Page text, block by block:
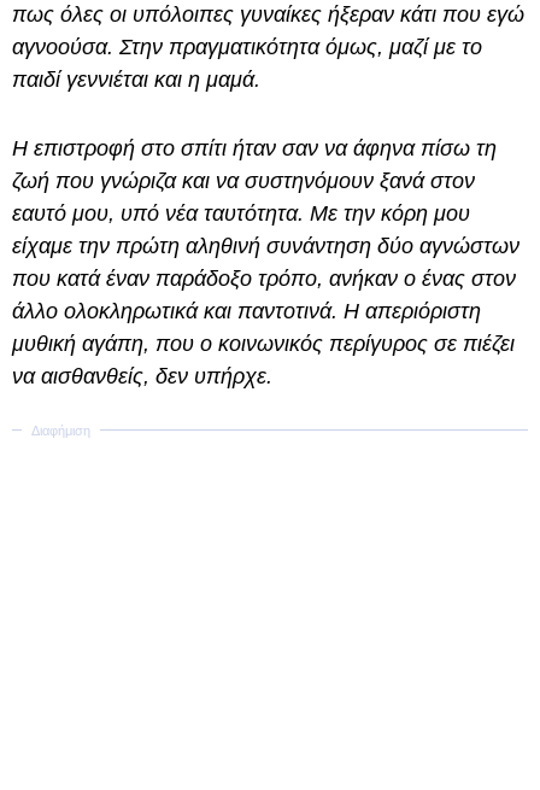
πως όλες οι υπόλοιπες γυναίκες ήξεραν κάτι που εγώ
αγνοούσα. Στην πραγματικότητα όμως, μαζί με το
παιδί γεννιέται και η μαμά.
Η επιστροφή στο σπίτι ήταν σαν να άφηνα πίσω τη
ζωή που γνώριζα και να συστηνόμουν ξανά στον
εαυτό μου, υπό νέα ταυτότητα. Με την κόρη μου
είχαμε την πρώτη αληθινή συνάντηση δύο αγνώστων
που κατά έναν παράδοξο τρόπο, ανήκαν ο ένας στον
άλλο ολοκληρωτικά και παντοτινά. Η απεριόριστη
μυθική αγάπη, που ο κοινωνικός περίγυρος σε πιέζει
να αισθανθείς, δεν υπήρχε.